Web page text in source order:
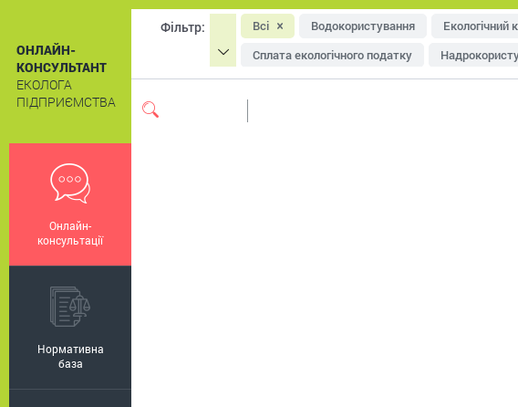
ОНЛАЙН-
КОНСУЛЬТАНТ
ЕКОЛОГА
ПІДПРИЄМСТВА
Онлайн-
консультації
Нормативна
база
Фільтр: Всі Водокористування
Екологічний
Сплата екологічного податку
Охорона атмосферного повітря